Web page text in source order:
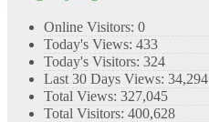
Online Visitors: 0
Today's Views: 433
Today's Visitors: 324
Last 30 Days Views: 34,294
Total Views: 327,045
Total Visitors: 400,628